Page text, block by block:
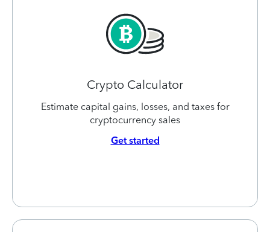
Crypto Calculator
Estimate capital gains, losses, and taxes for
cryptocurrency sales
Get started